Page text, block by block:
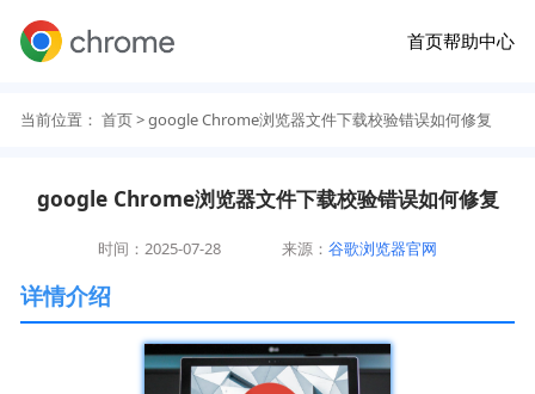
首页帮助中心
当前位置： 首页> google Chrome浏览器文件下载校验错误如何修复
google Chrome浏览器文件下载校验错误如何修复
时间：2025-07-28 来源：谷歌浏览器官网
详情介绍